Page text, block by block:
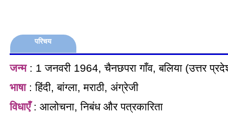
परिचय
जन्म: 1 जनवरी 1964, चैनछपरा गाँव, बलिया (उत्तर
भाषा: हिंदी, बांग्ला, मराठी, अंग्रेजी
विधाएँ: आलोचना, निबंध और पत्रकारिता